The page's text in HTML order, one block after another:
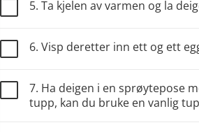
5. Ta kjelen av varmen og la
6. Visp deretter inn ett og ett
7. Ha deigen i en sprøytepose
tupp, kan du bruke en vanlig